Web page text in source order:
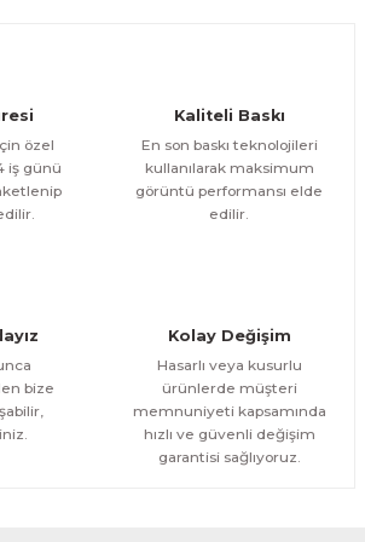
Parça Kanvas - Canvas Tablo
İNCELE
%11
Parça Kanvas - Canvas Tablo
özel
iş günü
Kaliteli Baskı
En son baskı teknolojileri
kullanılarak maksimum
görüntü performansı elde
edilir.
bize
Kolay Değişim
Hasarlı veya kusurlu
ürünlerde müşteri
memnuniyeti kapsamında
hızlı ve güvenli değişim
garantisi sağlıyoruz.